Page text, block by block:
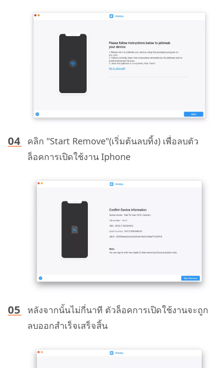
คลิก "Start Remove"(เริ่มต้นลบทิ้ง) เพื่อลบตัว
ล็อคการเปิดใช้งาน Iphone
หลังจากนั้นไม่กี่นาที ตัวล็อคการเปิดใช้งานจะถูก
ลบออกสำเร็จเสร็จสิ้น